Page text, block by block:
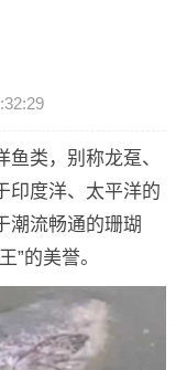
类，别称龙趸、
印度洋、太平洋的
潮流畅通的珊瑚
”的美誉。